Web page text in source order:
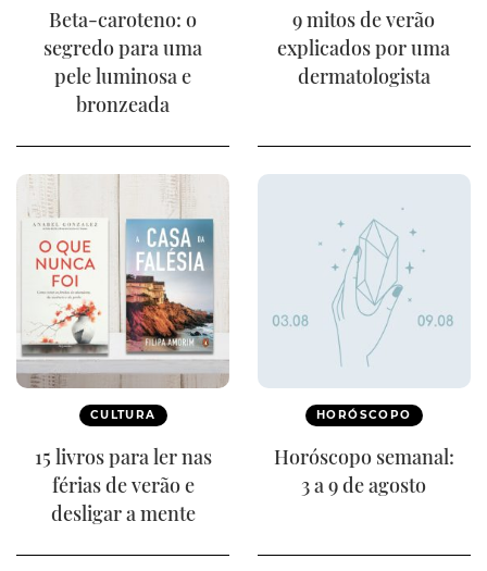
Beta-caroteno: o
segredo para uma
pele luminosa e
bronzeada
9 mitos de verão
explicados por uma
dermatologista
CULTURA
15 livros para ler nas
férias de verão e
desligar a mente
HORÓSCOPO
Horóscopo semanal:
3 a 9 de agosto